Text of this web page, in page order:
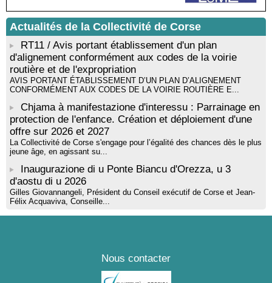
par Alexandre Dominati - Mediateca territuriale di Santa Lucia di
Tallà
Actualités de la Collectivité de Corse
RT11 / Avis portant établissement d'un plan
d'alignement conformément aux codes de la voirie
routière et de l'expropriation
AVIS PORTANT ÉTABLISSEMENT D’UN PLAN D’ALIGNEMENT
CONFORMÉMENT AUX CODES DE LA VOIRIE ROUTIÈRE E...
Chjama à manifestazione d'interessu : Parrainage en
protection de l'enfance. Création et déploiement d'une
offre sur 2026 et 2027
La Collectivité de Corse s'engage pour l’égalité des chances dès le plus
jeune âge, en agissant su...
Inaugurazione di u Ponte Biancu d'Orezza, u 3
d'aostu di u 2026
Gilles Giovannangeli, Président du Conseil exécutif de Corse et Jean-
Félix Acquaviva, Conseille...
Nous contacter